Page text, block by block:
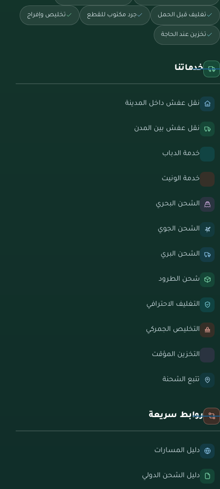
تغليف قبل الحمل جرد مكتوب للقطع تخليص وإفراج
تخزين عند الحاجة
خدماتنا
نقل عفش داخل المدينة
نقل عفش بين المدن
خدمة الدباب
خدمة الونيت
الشحن البحري
الشحن الجوي
الشحن البري
شحن الطرود
التغليف الاحترافي
التخليص الجمركي
التخزين المؤقت
تتبع الشحنة
روابط سريعة
دليل المسارات
دليل الشحن الدولي